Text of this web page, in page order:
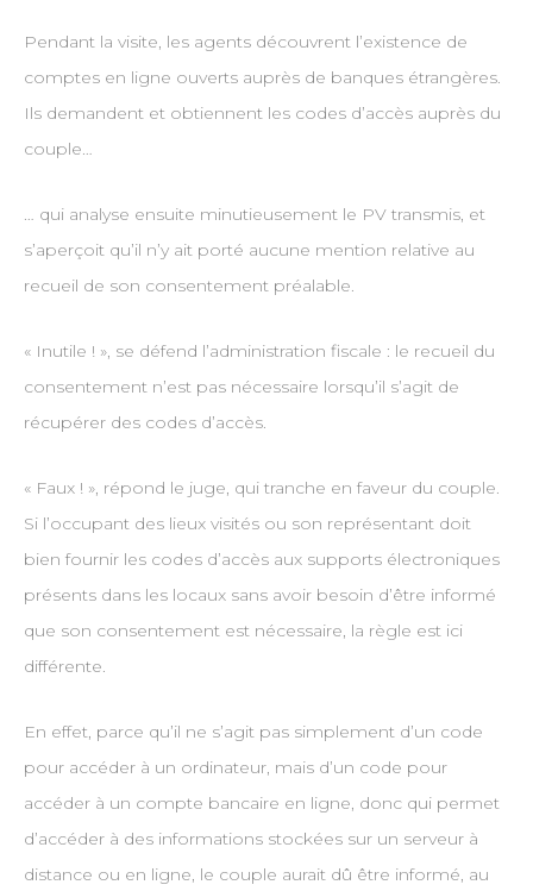
Pendant la visite, les agents découvrent l’existence de
comptes en ligne ouverts auprès de banques étrangères.
Ils demandent et obtiennent les codes d’accès auprès du
couple…
… qui analyse ensuite minutieusement le PV transmis, et
s’aperçoit qu’il n’y ait porté aucune mention relative au
recueil de son consentement préalable.
« Inutile ! », se défend l’administration fiscale : le recueil du
consentement n’est pas nécessaire lorsqu’il s’agit de
récupérer des codes d’accès.
« Faux ! », répond le juge, qui tranche en faveur du couple.
Si l’occupant des lieux visités ou son représentant doit
bien fournir les codes d’accès aux supports électroniques
présents dans les locaux sans avoir besoin d’être informé
que son consentement est nécessaire, la règle est ici
différente.
En effet, parce qu’il ne s’agit pas simplement d’un code
pour accéder à un ordinateur, mais d’un code pour
accéder à un compte bancaire en ligne, donc qui permet
d’accéder à des informations stockées sur un serveur à
distance ou en ligne, le couple aurait dû être informé, au